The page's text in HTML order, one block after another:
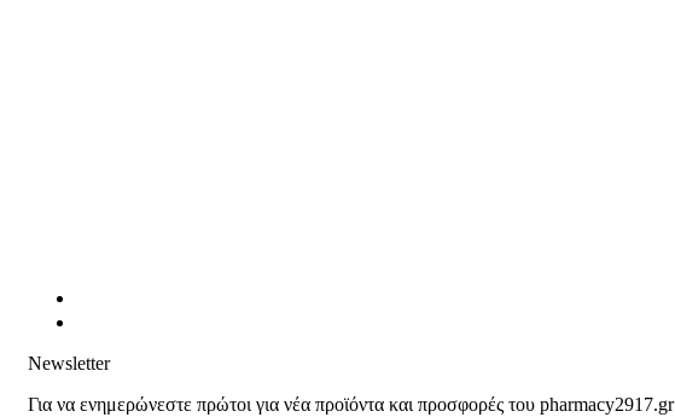
Newsletter
Για να ενημερώνεστε πρώτοι για νέα προϊόντα και προσφορές του pharmacy2917.gr